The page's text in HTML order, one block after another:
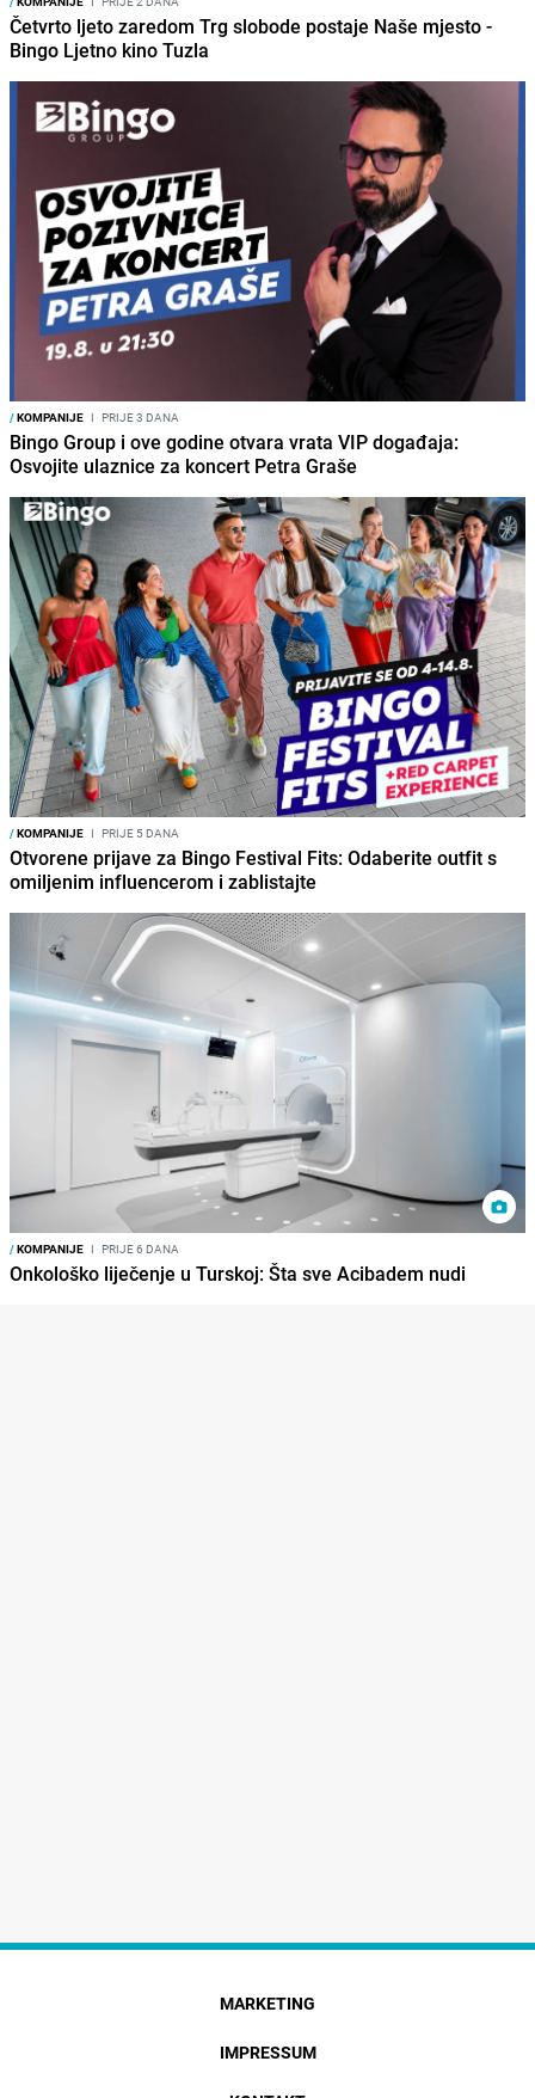
Četvrto ljeto zaredom Trg slobode postaje Naše mjesto -
Bingo Ljetno kino Tuzla
/KOMPANIJE I PRIJE 3 DANA
Bingo Group i ove godine otvara vrata VIP događaja:
Osvojite ulaznice za koncert Petra Graše
/KOMPANIJE I PRIJE 5 DANA
Otvorene prijave za Bingo Festival Fits: Odaberite outfit s
omiljenim influencerom i zablistajte
/KOMPANIJE I PRIJE 6 DANA
Onkološko liječenje u Turskoj: Šta sve Acibadem nudi
MARKETING
IMPRESSUM